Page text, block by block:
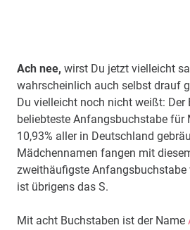
Ach nee, wirst Du jetzt vielleicht
wahrscheinlich auch selbst drauf
Du vielleicht noch nicht weißt: Der
beliebteste Anfangsbuchstabe für
10,93% aller in Deutschland
Mädchennamen fangen mit
zweithäufigste Anfangsbuchstabe
ist übrigens das S.
Mit acht Buchstaben ist der Name